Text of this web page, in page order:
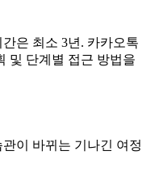
은 최소 3년. 카카오톡
및 단계별 접근 방법을